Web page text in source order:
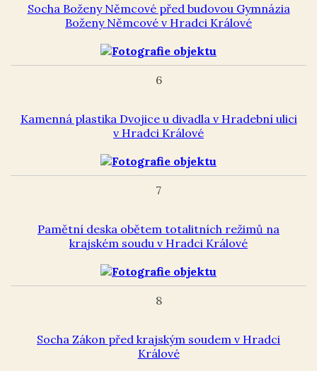
Socha Boženy Němcové před budovou Gymnázia
Boženy Němcové v Hradci Králové
6
Kamenná plastika Dvojice u divadla v Hradební ulici
v Hradci Králové
7
Pamětní deska obětem totalitních režimů na
krajském soudu v Hradci Králové
8
Socha Zákon před krajským soudem v Hradci
Králové